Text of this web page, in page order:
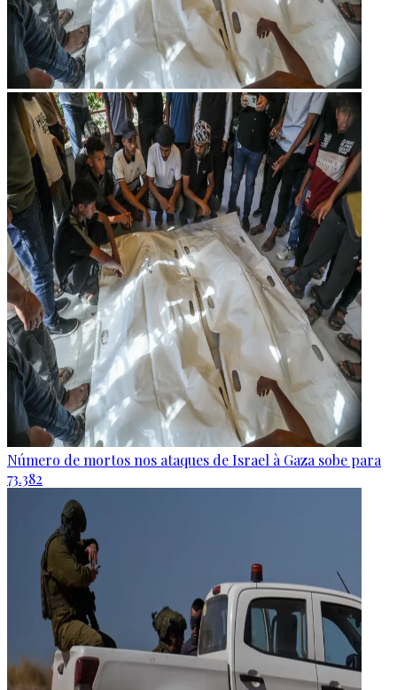
Número de mortos nos ataques de Israel à Gaza sobe para
73.382